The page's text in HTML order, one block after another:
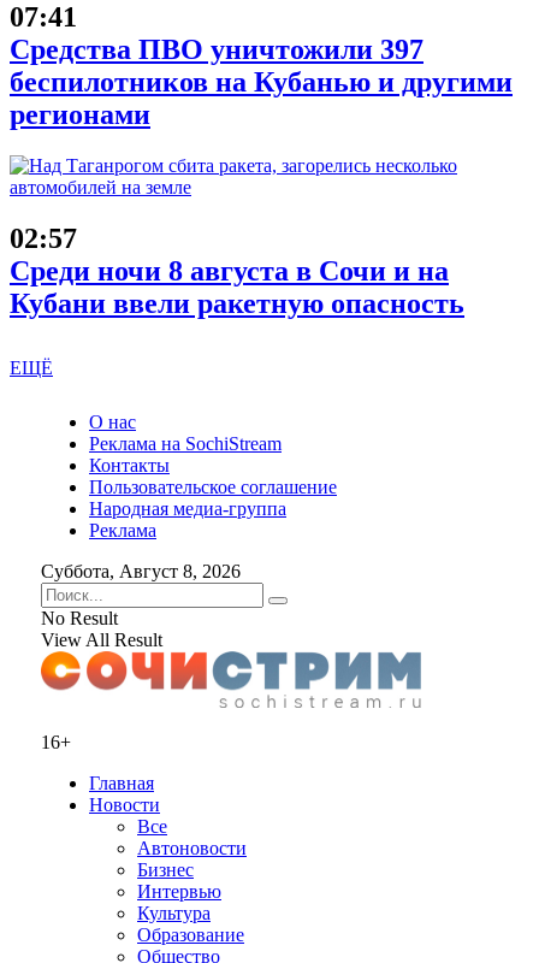
07:41
Средства ПВО уничтожили 397
беспилотников на Кубанью и другими
регионами
02:57
Среди ночи 8 августа в Сочи и на
Кубани ввели ракетную опасность
ЕЩЁ
О нас
Реклама на SochiStream
Контакты
Пользовательское соглашение
Народная медиа-группа
Реклама
Суббота, Август 8, 2026
No Result
View All Result
16+
Главная
Новости
Все
Автоновости
Бизнес
Интервью
Культура
Образование
Общество